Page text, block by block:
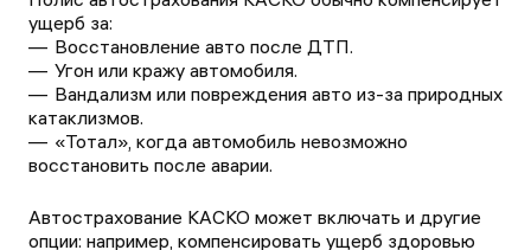
ущерб за:
Восстановление авто после ДТП.
Угон или кражу автомобиля.
Вандализм или повреждения авто из-за природных
катаклизмов.
«Тотал», когда автомобиль невозможно
восстановить после аварии.
Автострахование КАСКО может включать и другие
опции: например, компенсировать ущерб здоровью